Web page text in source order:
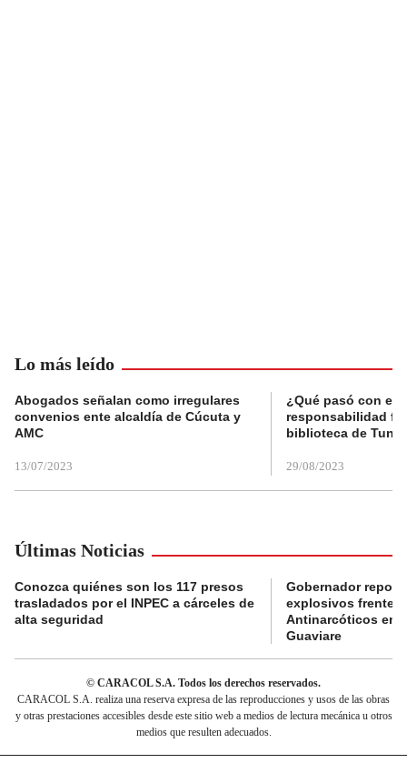
Lo más leído
Abogados señalan como irregulares
convenios ente alcaldía de Cúcuta y
AMC
13/07/2023
¿Qué pasó con el
responsabilidad
biblioteca de
29/08/2023
Últimas Noticias
Conozca quiénes son los 117 presos
trasladados por el INPEC a cárceles de
alta seguridad
Gobernador
explosivos frente a
Antinarcóticos en
Guaviare
© CARACOL S.A. Todos los derechos reservados.
CARACOL S.A. realiza una reserva expresa de las reproducciones y usos de las obras
y otras prestaciones accesibles desde este sitio web a medios de lectura mecánica u otros
medios que resulten adecuados.